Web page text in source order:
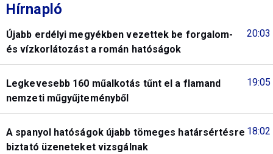
Hírnapló
20:03
Újabb erdélyi megyékben vezettek be forgalom-
és vízkorlátozást a román hatóságok
19:05
Legkevesebb 160 műalkotás tűnt el a flamand
nemzeti műgyűjteményből
18:02
A spanyol hatóságok újabb tömeges határsértésre
biztató üzeneteket vizsgálnak